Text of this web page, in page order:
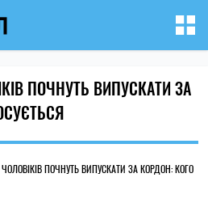
ПОЧНУТЬ ВИПУСКАТИ ЗА
ПОЧНУТЬ ВИПУСКАТИ ЗА КОРДОН: КОГО